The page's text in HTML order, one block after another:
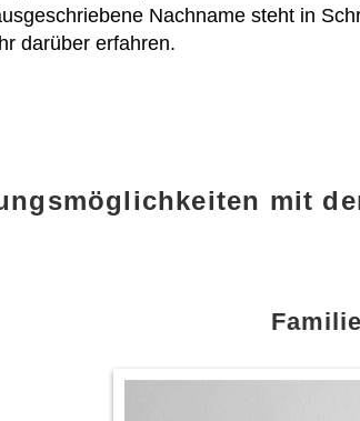
Nachname steht in
darüber erfahren.
mit